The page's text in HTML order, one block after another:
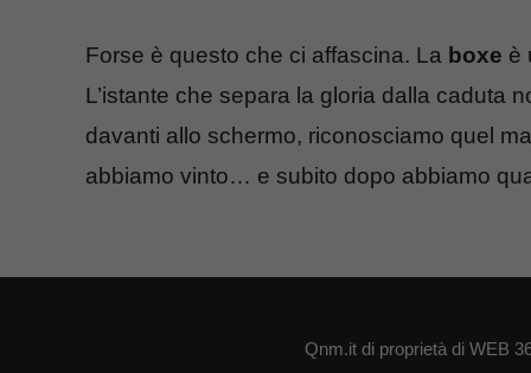
Forse è questo che ci affascina. La boxe è
L’istante che separa la gloria dalla caduta
davanti allo schermo, riconosciamo quel
abbiamo vinto… e subito dopo abbiamo
Qnm.it di proprietà di WEB